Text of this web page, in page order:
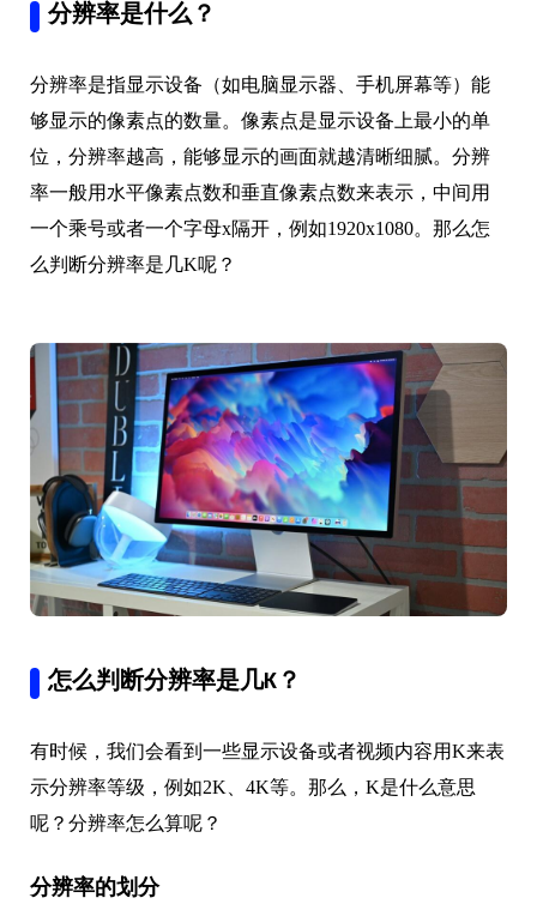
分辨率是什么？
分辨率是指显示设备（如电脑显示器、手机屏幕等）能
够显示的像素点的数量。像素点是显示设备上最小的单
位，分辨率越高，能够显示的画面就越清晰细腻。分辨
率一般用水平像素点数和垂直像素点数来表示，中间用
一个乘号或者一个字母x隔开，例如1920x1080。那么怎
么判断分辨率是几K呢？
怎么判断分辨率是几K？
有时候，我们会看到一些显示设备或者视频内容用K来表
示分辨率等级，例如2K、4K等。那么，K是什么意思
呢？分辨率怎么算呢？
分辨率的划分